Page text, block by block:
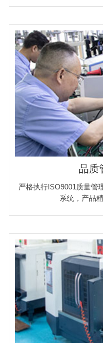
品质
严格执行ISO9001质量管
系统，产品